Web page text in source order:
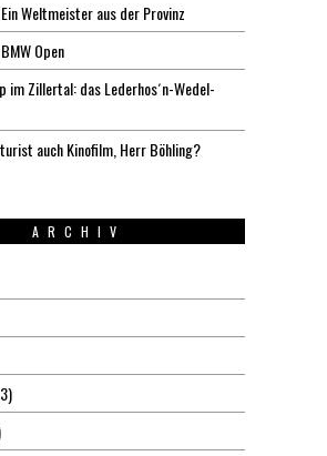
Weltmeister aus der Provinz
Open
im Zillertal: das Lederhos´n-Wedel-
auch Kinofilm, Herr Böhling?
ARCHIV